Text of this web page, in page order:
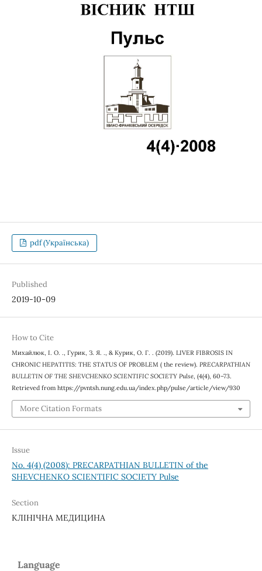
pdf (Українська)
Published
2019-10-09
How to Cite
Михайлюк, І. О. ., Гурик, З. Я. ., & Курик, О. Г. . (2019). LIVER FIBROSIS IN
CHRONIC HEPATITIS: THE STATUS OF PROBLEM ( the review). PRECARPATHIAN
BULLETIN OF THE SHEVCHENKO SCIENTIFIC SOCIETY Pulse, (4(4), 60–73.
Retrieved from https://pvntsh.nung.edu.ua/index.php/pulse/article/view/930
More Citation Formats
Issue
No. 4(4) (2008): PRECARPATHIAN BULLETIN of the
SHEVCHENKO SCIENTIFIC SOCIETY Pulse
Section
КЛІНІЧНА МЕДИЦИНА
Language